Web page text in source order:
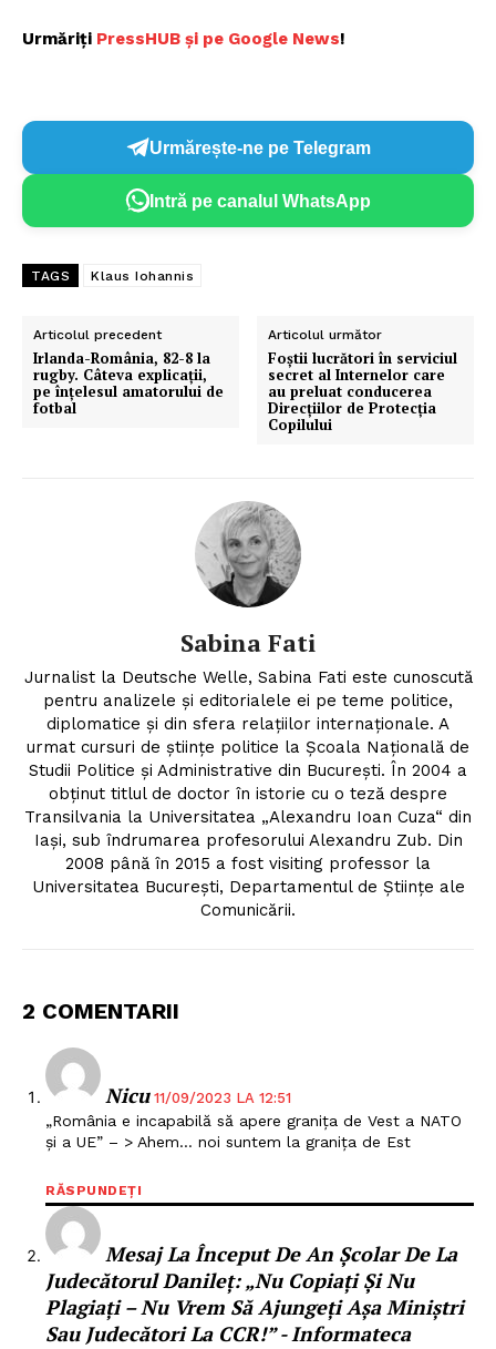
Urmăriți PressHUB și pe Google News!
Urmărește-ne pe Telegram
Intră pe canalul WhatsApp
TAGS Klaus Iohannis
Articolul precedent
Irlanda-România, 82-8 la
rugby. Câteva explicații,
pe înțelesul amatorului de
fotbal
Articolul următor
Foștii lucrători în serviciul
secret al Internelor care
au preluat conducerea
Direcțiilor de Protecția
Copilului
Sabina Fati
Jurnalist la Deutsche Welle, Sabina Fati este cunoscută
pentru analizele şi editorialele ei pe teme politice,
diplomatice şi din sfera relaţiilor internaţionale. A
urmat cursuri de ştiinţe politice la Şcoala Naţională de
Studii Politice şi Administrative din Bucureşti. În 2004 a
obţinut titlul de doctor în istorie cu o teză despre
Transilvania la Universitatea „Alexandru Ioan Cuza“ din
Iaşi, sub îndrumarea profesorului Alexandru Zub. Din
2008 până în 2015 a fost visiting professor la
Universitatea Bucureşti, Departamentul de Ştiinţe ale
Comunicării.
2 COMENTARII
Nicu 11/09/2023 LA 12:51
„România e incapabilă să apere granița de Vest a NATO
și a UE” – > Ahem… noi suntem la granița de Est
RĂSPUNDEȚI
Mesaj La Început De An Școlar De La
Judecătorul Danileț: „Nu Copiați Și Nu
Plagiați – Nu Vrem Să Ajungeți Așa Miniștri
Sau Judecători La CCR!” - Informateca